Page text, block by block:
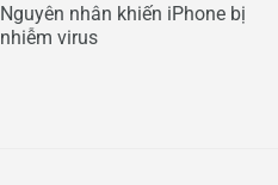
Nguyên nhân khiến iPhone bị
nhiễm virus